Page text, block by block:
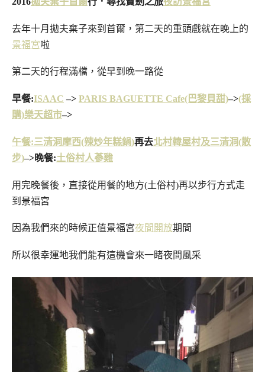
去年十月拋夫棄子來到首爾，第二天的重頭戲就在晚上的
景福宮啦
第二天的行程滿檔，從早到晚一路從
早餐:ISAAC –> PARIS BAGUETTE Cafe(巴黎貝甜)–>(採
購)樂天超市–>
午餐:三清洞摩西(辣炒年糕鍋)再去北村韓屋村及三清洞(散
步)–>晚餐:土俗村人蔘雞
用完晚餐後，直接從用餐的地方(土俗村)再以步行方式走
到景福宮
因為我們來的時候正值景福宮夜間開放期間
所以很幸運地我們能有這機會來一睹夜間風采